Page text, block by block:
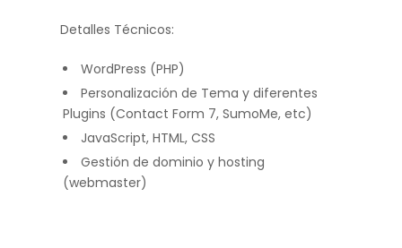
Detalles Técnicos:
WordPress (PHP)
Personalización de Tema y diferentes
Plugins (Contact Form 7, SumoMe, etc)
JavaScript, HTML, CSS
Gestión de dominio y hosting
(webmaster)